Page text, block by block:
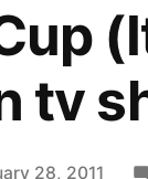
tv
28, 2011